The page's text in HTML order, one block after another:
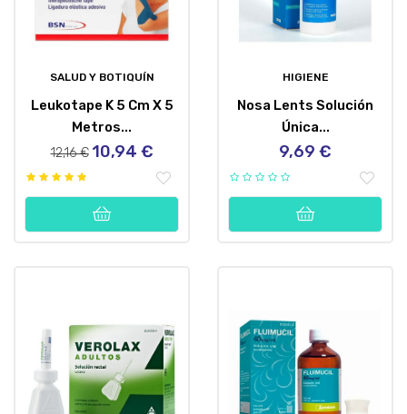
SALUD Y BOTIQUÍN
Leukotape K 5 Cm X 5
Metros...
Precio
12,16 € Precio
10,94 €
HIGIENE
Nosa Lents Solución
Única...
Precio
9,69 €